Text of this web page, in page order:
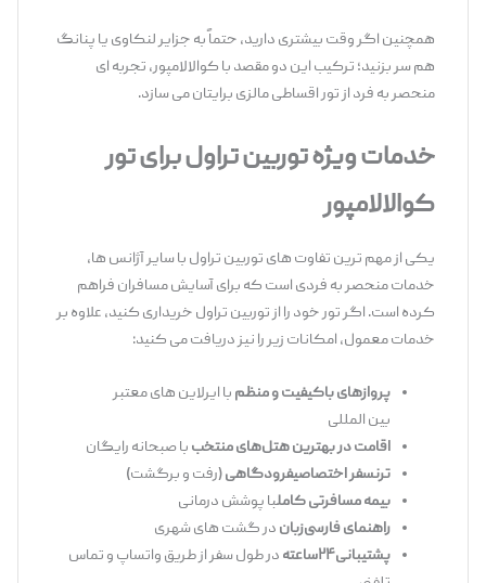
همچنین اگر وقت بیشتری دارید، حتماً به جزایر لنکاوی یا پنانگ
هم سر بزنید؛ ترکیب این دو مقصد با کوالالامپور، تجربه‌ ای
منحصر به ‌فرد از تور اقساطی مالزی برایتان می ‌سازد.
خدمات ویژه توربین تراول برای تور
کوالالامپور
یکی از مهم ‌ترین تفاوت ‌های توربین تراول با سایر آژانس ‌ها،
خدمات منحصر به ‌فردی است که برای آسایش مسافران فراهم
کرده است. اگر تور خود را از توربین تراول خریداری کنید، علاوه بر
خدمات معمول، امکانات زیر را نیز دریافت می‌ کنید:
پرواز های باکیفیت و منظمبا ایرلاین‌ های معتبر
بین ‌المللی
اقامت در بهترین هتل‌های منتخببا صبحانه رایگان
ترنسفر اختصاصیفرودگاهی(رفت و برگشت)
بیمه مسافرتی کاملبا پوشش درمانی
راهنمای فارسی‌زباندر گشت ‌های شهری
پشتیبانی۲۴ساعتهدر طول سفر از طریق واتساپ و تماس